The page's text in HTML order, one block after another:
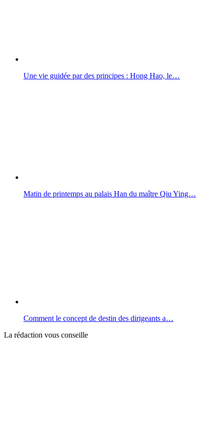
Une vie guidée par des principes : Hong Hao, le…
Matin de printemps au palais Han du maître Qiu Ying…
Comment le concept de destin des dirigeants a…
La rédaction vous conseille